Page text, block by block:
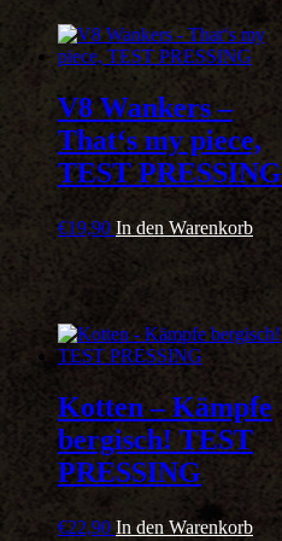
V8 Wankers –
That‘s my piece,
TEST PRESSING
€19,90 In den Warenkorb
Kotten – Kämpfe
bergisch! TEST
PRESSING
€22,90 In den Warenkorb